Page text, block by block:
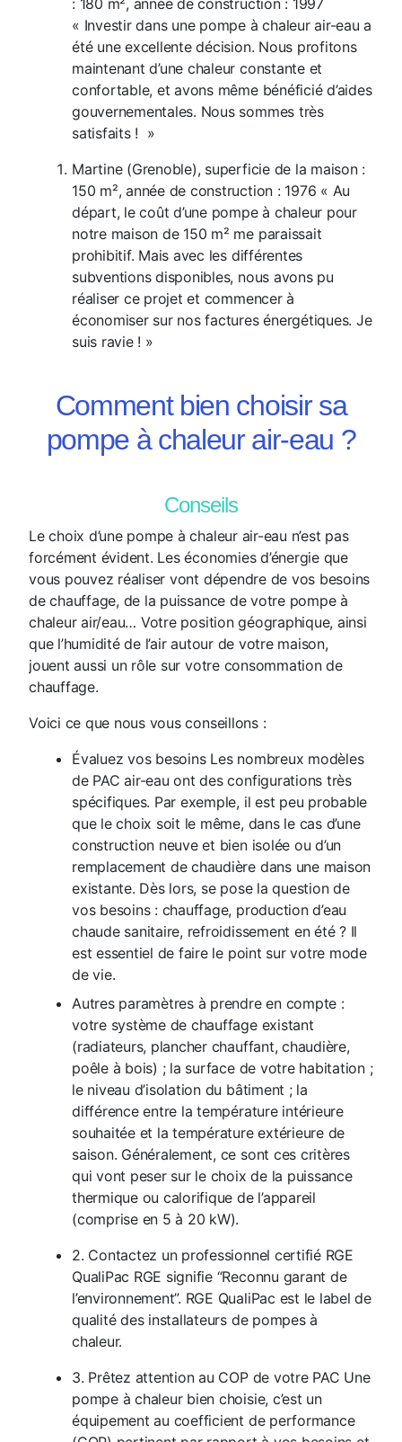
« Investir dans une pompe à chaleur air-eau a
été une excellente décision. Nous profitons
maintenant d’une chaleur constante et
confortable, et avons même bénéficié d’aides
gouvernementales. Nous sommes très
satisfaits ! »
Martine (Grenoble), superficie de la maison :
150 m², année de construction : 1976 « Au
départ, le coût d’une pompe à chaleur pour
notre maison de 150 m² me paraissait
prohibitif. Mais avec les différentes
subventions disponibles, nous avons pu
réaliser ce projet et commencer à
économiser sur nos factures énergétiques. Je
suis ravie ! »
Comment bien choisir sa
pompe à chaleur air-eau ?
Conseils
Le choix d’une pompe à chaleur air-eau n’est pas
forcément évident. Les économies d’énergie que
vous pouvez réaliser vont dépendre de vos besoins
de chauffage, de la puissance de votre pompe à
chaleur air/eau… Votre position géographique, ainsi
que l’humidité de l’air autour de votre maison,
jouent aussi un rôle sur votre consommation de
chauffage.
Voici ce que nous vous conseillons :
Évaluez vos besoins Les nombreux modèles
de PAC air-eau ont des configurations très
spécifiques. Par exemple, il est peu probable
que le choix soit le même, dans le cas d’une
construction neuve et bien isolée ou d’un
remplacement de chaudière dans une maison
existante. Dès lors, se pose la question de
vos besoins : chauffage, production d’eau
chaude sanitaire, refroidissement en été ? Il
est essentiel de faire le point sur votre mode
de vie.
Autres paramètres à prendre en compte :
votre système de chauffage existant
(radiateurs, plancher chauffant, chaudière,
poêle à bois) ; la surface de votre habitation ;
le niveau d’isolation du bâtiment ; la
différence entre la température intérieure
souhaitée et la température extérieure de
saison. Généralement, ce sont ces critères
qui vont peser sur le choix de la puissance
thermique ou calorifique de l’appareil
(comprise en 5 à 20 kW).
2. Contactez un professionnel certifié RGE
QualiPac RGE signifie “Reconnu garant de
l’environnement”. RGE QualiPac est le label de
qualité des installateurs de pompes à
chaleur.
3. Prêtez attention au COP de votre PAC Une
pompe à chaleur bien choisie, c’est un
équipement au coefficient de performance